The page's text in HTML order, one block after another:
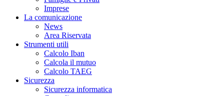
Imprese
La comunicazione
News
Area Riservata
Strumenti utili
Calcolo Iban
Calcola il mutuo
Calcolo TAEG
Sicurezza
Sicurezza informatica